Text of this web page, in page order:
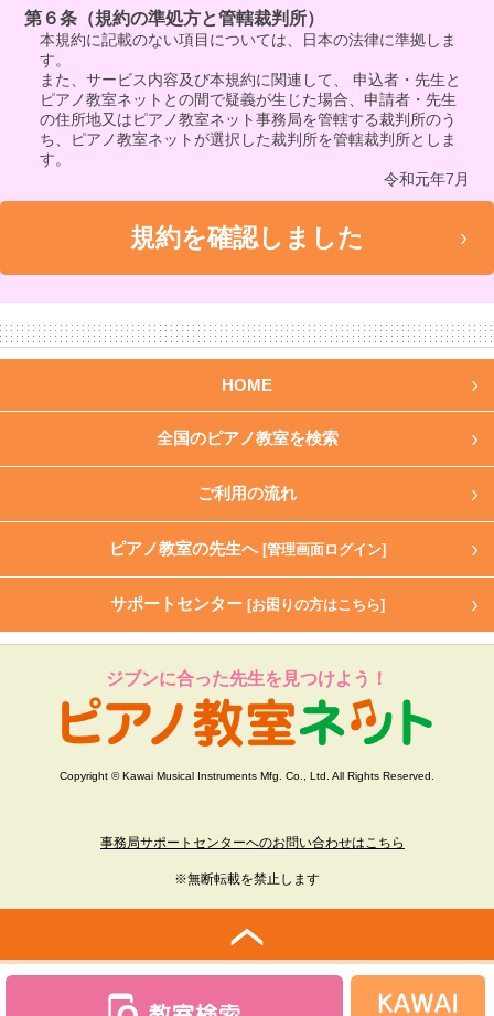
第６条（規約の準処方と管轄裁判所）
本規約に記載のない項目については、日本の法律に準拠しま
す。
また、サービス内容及び本規約に関連して、 申込者・先生と
ピアノ教室ネットとの間で疑義が生じた場合、申請者・先生
の住所地又はピアノ教室ネット事務局を管轄する裁判所のう
ち、ピアノ教室ネットが選択した裁判所を管轄裁判所としま
す。
令和元年7月
HOME
全国のピアノ教室を検索
ご利用の流れ
ピアノ教室の先生へ [管理画面ログイン]
サポートセンター [お困りの方はこちら]
ジブンに合った先生を見つけよう！
Copyright © Kawai Musical Instruments Mfg. Co., Ltd. All Rights Reserved.
事務局サポートセンターへのお問い合わせはこちら
※無断転載を禁止します